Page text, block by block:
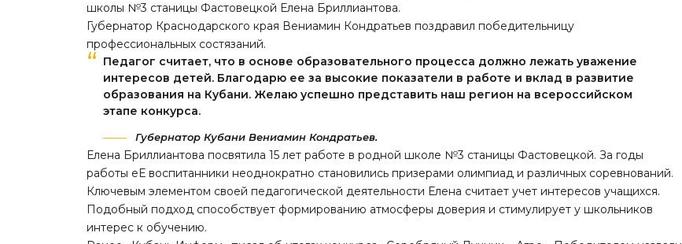
школы №3 станицы Фастовецкой Елена Бриллиантова.
Губернатор Краснодарского края Вениамин Кондратьев поздравил победительницу
профессиональных состязаний.
Педагог считает, что в основе образовательного процесса должно лежать уважение
интересов детей. Благодарю ее за высокие показатели в работе и вклад в развитие
образования на Кубани. Желаю успешно представить наш регион на всероссийском
этапе конкурса.
Губернатор Кубани Вениамин Кондратьев.
Елена Бриллиантова посвятила 15 лет работе в родной школе №3 станицы Фастовецкой. За годы
работы еЕ воспитанники неоднократно становились призерами олимпиад и различных соревнований.
Ключевым элементом своей педагогической деятельности Елена считает учет интересов учащихся.
Подобный подход способствует формированию атмосферы доверия и стимулирует у школьников
интерес к обучению.